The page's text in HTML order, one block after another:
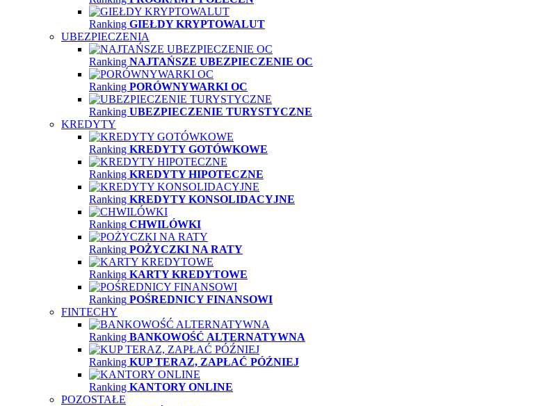
Ranking GIEŁDY KRYPTOWALUT
UBEZPIECZENIA
Ranking NAJTAŃSZE UBEZPIECZENIE OC
Ranking PORÓWNYWARKI OC
Ranking UBEZPIECZENIE TURYSTYCZNE
KREDYTY
Ranking KREDYTY GOTÓWKOWE
Ranking KREDYTY HIPOTECZNE
Ranking KREDYTY KONSOLIDACYJNE
Ranking CHWILÓWKI
Ranking POŻYCZKI NA RATY
Ranking KARTY KREDYTOWE
Ranking POŚREDNICY FINANSOWI
FINTECHY
Ranking BANKOWOŚĆ ALTERNATYWNA
Ranking KUP TERAZ, ZAPŁAĆ PÓŹNIEJ
Ranking KANTORY ONLINE
POZOSTAŁE